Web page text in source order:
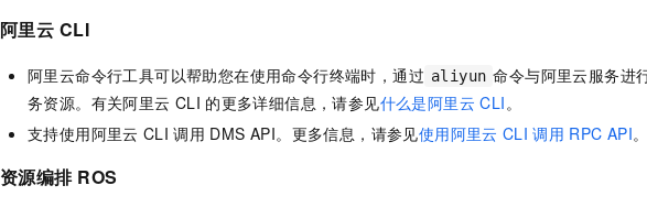
阿里云 CLI
阿里云命令行工具可以帮助您在使用命令行终端时，通过 aliyun 命令与阿里云服务进
务资源。有关阿里云 CLI 的更多详细信息，请参见什么是阿里云 CLI。
支持使用阿里云 CLI 调用 DMS API。更多信息，请参见使用阿里云 CLI 调用 RPC API。
资源编排 ROS